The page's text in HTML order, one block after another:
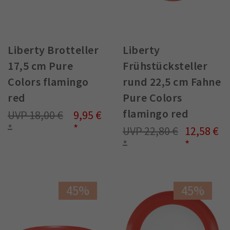
Liberty Brotteller
17,5 cm Pure
Colors flamingo
red
18,00 €
9,95 €
Liberty
Frühstücksteller
rund 22,5 cm Fahne
Pure Colors
flamingo red
22,80 € 12,58 €
45% 45%